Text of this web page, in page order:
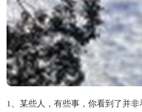
1、某些人，有些事，你看到了并